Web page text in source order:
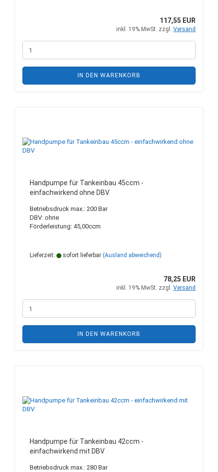
117,55 EUR
inkl. 19% MwSt. zzgl. Versand
IN DEN WARENKORB
Handpumpe für Tankeinbau 45ccm -
einfachwirkend ohne DBV
Betriebsdruck max.: 200 Bar
DBV: ohne
Förderleistung: 45,00ccm
Lieferzeit: sofort lieferbar (Ausland abweichend)
78,25 EUR
inkl. 19% MwSt. zzgl. Versand
IN DEN WARENKORB
Handpumpe für Tankeinbau 42ccm -
einfachwirkend mit DBV
Betriebsdruck max.: 280 Bar